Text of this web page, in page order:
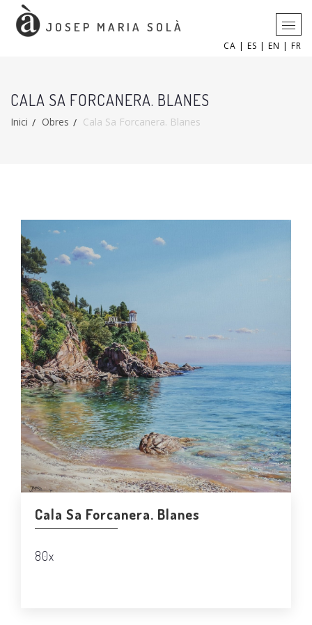
JOSEP MARIA SOLÀ
CA | ES | EN | FR
CALA SA FORCANERA. BLANES
Inici Obres Cala Sa Forcanera. Blanes
Cala Sa Forcanera. Blanes
80x